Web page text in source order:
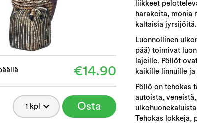
€14.90
Osta
liikkeet
harakoita, monia
kaltaisia jyrsijöitä.
Luonnollinen
pää) toimivat
lajeille. Pöllöt
kaikille linnuille
Pöllö on tehokas
autoista,
Tehokas lokkeja,